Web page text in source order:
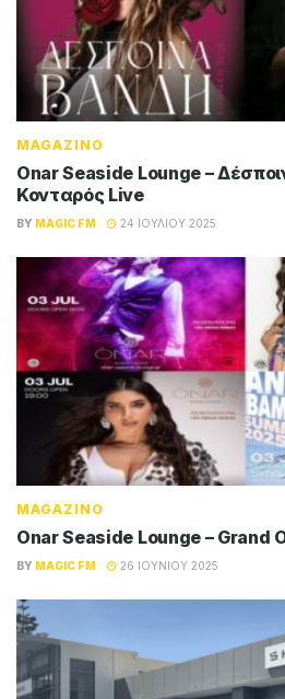
MAGAZINO
Onar Seaside Lounge –
Κονταρός Live
BY MAGIC FM 24 ΙΟΥΛΊΟΥ 2025
MAGAZINO
Onar Seaside Lounge – Grand
BY MAGIC FM 26 ΙΟΥΝΊΟΥ 2025